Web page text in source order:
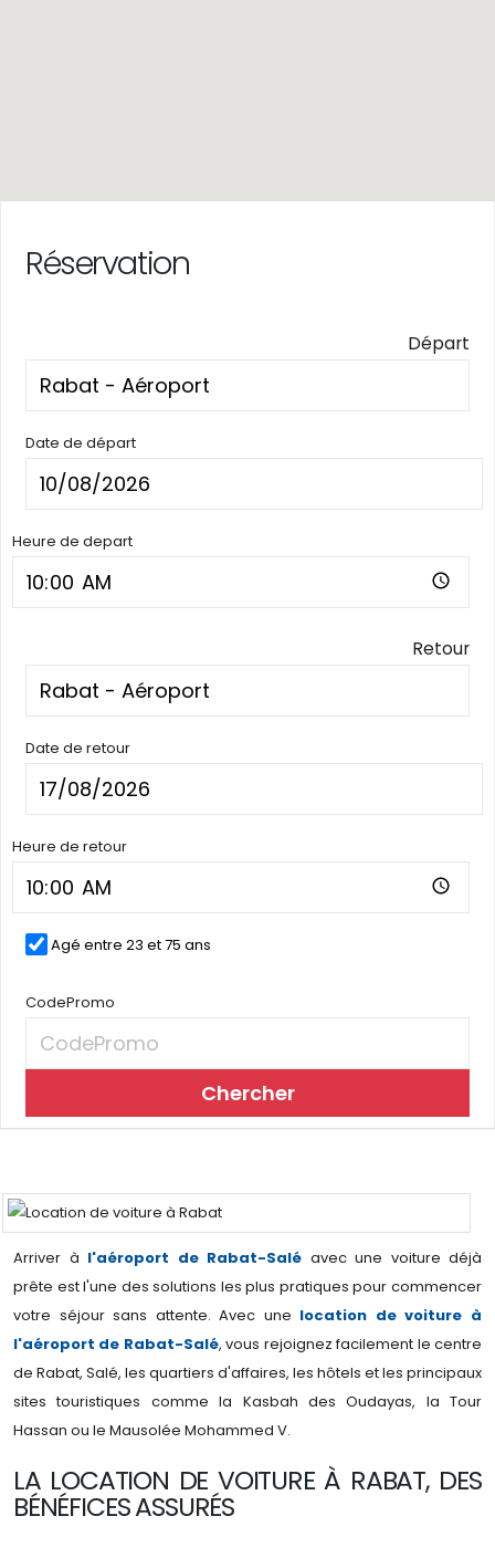
Réservation
Départ
Date de départ
Heure de depart
Retour
Date de retour
Heure de retour
Agé entre 23 et 75 ans
CodePromo
Chercher
Arriver à l'aéroport de Rabat-Salé avec une voiture déjà
prête est l'une des solutions les plus pratiques pour commencer
votre séjour sans attente. Avec une location de voiture à
l'aéroport de Rabat-Salé, vous rejoignez facilement le centre
de Rabat, Salé, les quartiers d'affaires, les hôtels et les principaux
sites touristiques comme la Kasbah des Oudayas, la Tour
Hassan ou le Mausolée Mohammed V.
LA LOCATION DE VOITURE À RABAT, DES
BÉNÉFICES ASSURÉS